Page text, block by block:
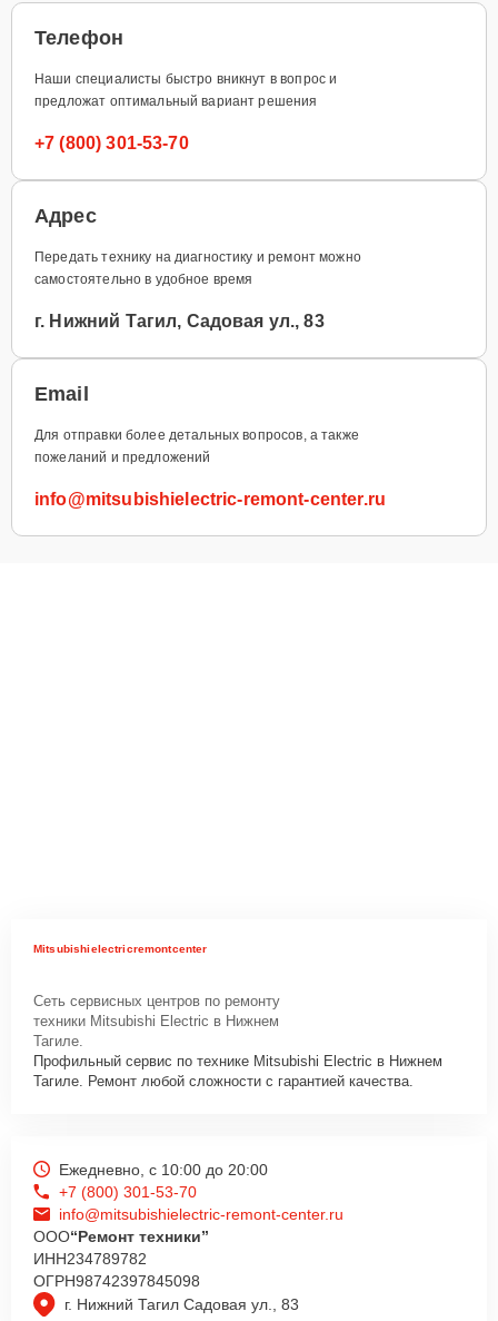
Телефон
Наши специалисты быстро вникнут в вопрос и
предложат оптимальный вариант решения
+7 (800) 301-53-70
Адрес
Передать технику на диагностику и ремонт можно
самостоятельно в удобное время
г. Нижний Тагил, Садовая ул., 83
Email
Для отправки более детальных вопросов, а также
пожеланий и предложений
info@mitsubishielectric-remont-center.ru
Mitsubishielectricremontcenter
Сеть сервисных центров по ремонту
техники Mitsubishi Electric в Нижнем
Тагиле.
Профильный сервис по технике Mitsubishi Electric в Нижнем
Тагиле. Ремонт любой сложности с гарантией качества.
г. Нижний Тагил Садовая ул., 83
Ежедневно, с 10:00 до 20:00
+7 (800) 301-53-70
info@mitsubishielectric-remont-center.ru
ООО“Ремонт техники”
ИНН234789782
ОГРН98742397845098